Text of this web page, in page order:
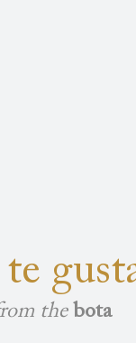
the bota